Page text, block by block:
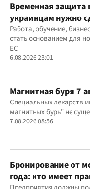
Временная защита
украинцам нужно
Работа, обучение,
стать основанием для
ЕС
6.08.2026 23:01
Магнитная буря 7
Специальных лекарств
магнитных бурь" не
7.08.2026 08:56
Бронирование от
года: кто имеет